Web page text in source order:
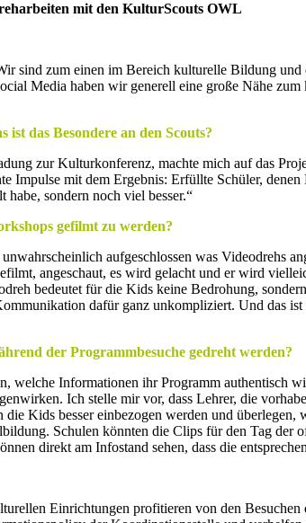
mit den KulturScouts OWL
sind zum einen im Bereich kulturelle Bildung
Media haben wir generell eine große Nähe
das Besondere an den Scouts?
zur Kulturkonferenz, machte mich auf das
Impulse mit dem Ergebnis: Erfüllte Schüler,
sondern noch viel besser.“
gefilmt zu werden?
aufgeschlossen was Videodrehs
angeschaut, es wird gelacht und er wird
bedeutet für die Kids keine Bedrohung,
dafür ganz unkompliziert. Und das
der Programmbesuche gedreht werden?
welche Informationen ihr Programm authentisch
Ich stelle mir vor, dass Lehrer, die
Kids besser einbezogen werden und
Schulen könnten die Clips für den Tag
direkt am Infostand sehen, dass die
Einrichtungen profitieren von den